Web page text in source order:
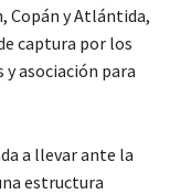
Copán y Atlántida,
captura por los
asociación para
a llevar ante la
estructura